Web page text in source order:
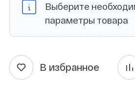
Выберите
параметры товара
В избранное